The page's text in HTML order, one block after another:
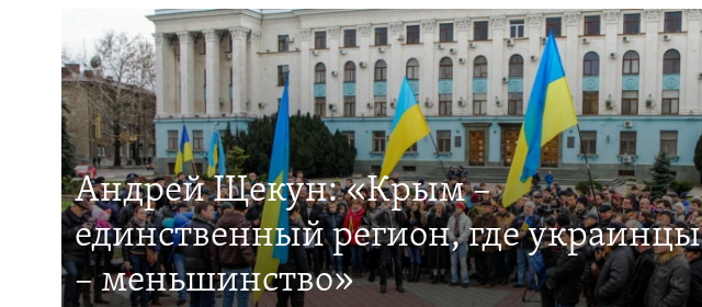
Андрей Щекун: «Крым –
единственный регион, где украинцы
– меньшинство»